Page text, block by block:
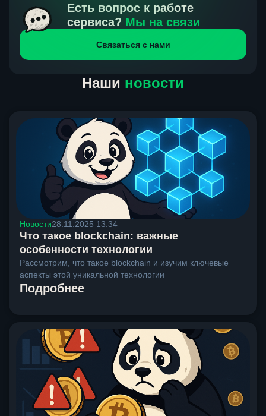
получения нами средств от тебя, а на другой части
направлений курс, указанный на сайте, является
окончательным. Если сомневаешься, напиши в онлайн-
чат на сайте, мы поможем разобраться.
Есть вопрос к работе
сервиса? Мы на связи
Связаться с нами
Наши новости
Новости28.11.2025 13:34
Что такое blockchain: важные
особенности технологии
Рассмотрим, что такое blockchain и изучим ключевые
аспекты этой уникальной технологии
Подробнее